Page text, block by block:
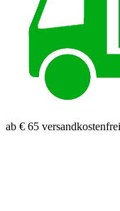
ab € 65 versandkostenfrei